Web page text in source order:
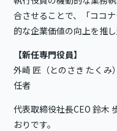
合させることで、「ココ
的な企業価値の向上を推し
【新任専門役員】
外崎 匠（とのさき たくみ
任者
代表取締役社長CEO 鈴木
おりです。